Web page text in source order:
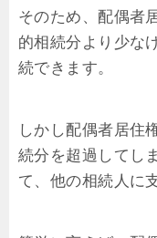
そのため、配偶者
的相続分より少な
続できます。
しかし配偶者居住
続分を超過してし
て、他の相続人に